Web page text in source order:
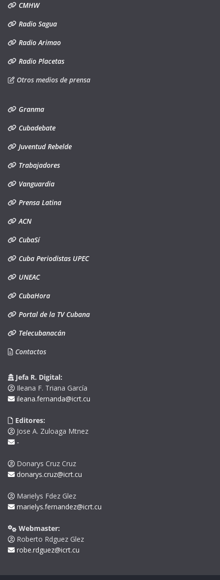
CMHW
Radio Sagua
Radio Arimao
Radio Placetas
Otros medios de prensa
Granma
Cubadebate
Juventud Rebelde
Trabajadores
Vanguardia
Prensa Latina
ACN
CubaSí
Cuba Periodistas UPEC
UNEAC
CubaHora
Portal de la TV Cubana
Telecubanacán
Contactos
Jefa R. Digital:
Ileana F. Triana García
ileana.fernanda@icrt.cu
Editores:
Jose A. Zuloaga Mtnez
-
Donarys Cruz Cruz
donarys.cruz@icrt.cu
Marielys Fdez Glez
marielys.fernandez@icrt.cu
Webmaster:
Roberto Rdguez Glez
robe.rdguez@icrt.cu